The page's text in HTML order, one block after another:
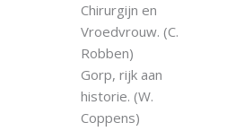
Chirurgijn en
Vroedvrouw. (C.
Robben)
Gorp, rijk aan
historie. (W.
Coppens)